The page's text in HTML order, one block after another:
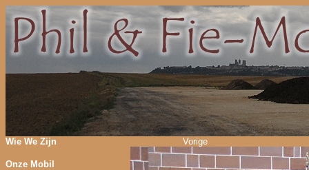
Wie We Zijn
Onze Mobil
Vorige